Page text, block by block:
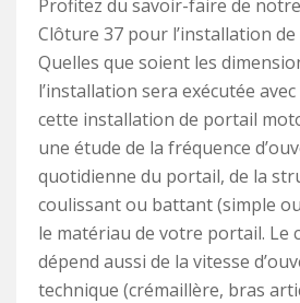
Profitez du savoir-faire de
Clôture 37 pour l’installation
Quelles que soient les
l’installation sera exécutée
cette installation de portail
une étude de la fréquence
quotidienne du portail, de la
coulissant ou battant (simple
le matériau de votre portail. Le
dépend aussi de la vitesse
technique (crémaillère, bras